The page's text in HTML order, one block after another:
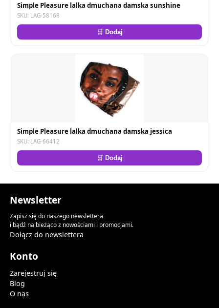
Simple Pleasure lalka dmuchana damska sunshine
SKU: LAG-58168
🛒 Dodaj
Simple Pleasure lalka dmuchana damska jessica
SKU: LAG-66412
🛒 Dodaj
Newsletter
Zapisz się do naszego newslettera
i bądź na bieżąco z nowościami i promocjami.
Dołącz do newslettera
Konto
Zarejestruj się
Blog
O nas